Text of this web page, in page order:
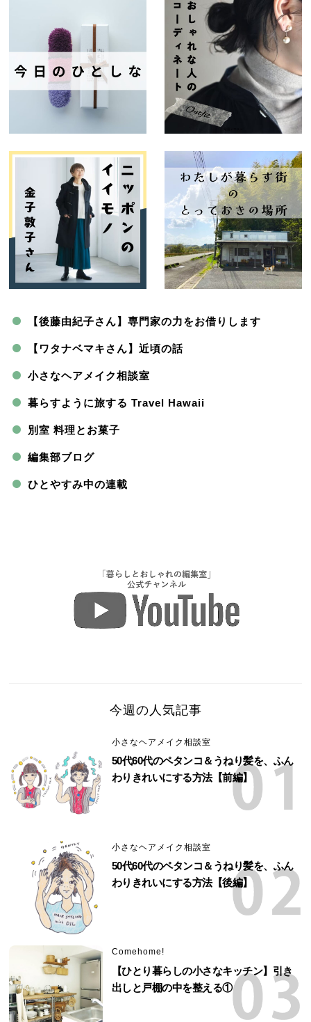
【後藤由紀子さん】専門家の力をお借りします
【ワタナベマキさん】近頃の話
小さなヘアメイク相談室
暮らすように旅する Travel Hawaii
別室 料理とお菓子
編集部ブログ
ひとやすみ中の連載
今週の人気記事
小さなヘアメイク相談室
50代60代のペタンコ＆うねり髪を、ふん
わりきれいにする方法【前編】
小さなヘアメイク相談室
50代60代のペタンコ＆うねり髪を、ふん
わりきれいにする方法【後編】
Comehome!
【ひとり暮らしの小さなキッチン】引き
出しと戸棚の中を整える①